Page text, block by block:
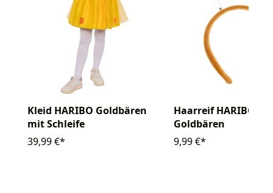
Kleid HARIBO Goldbären
mit Schleife
39,99 €*
Haarreif HARIBO
Goldbären
9,99 €*